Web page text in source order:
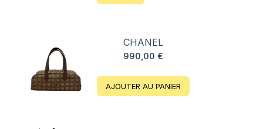
CHANEL
990,00 €
AJOUTER AU PANIER